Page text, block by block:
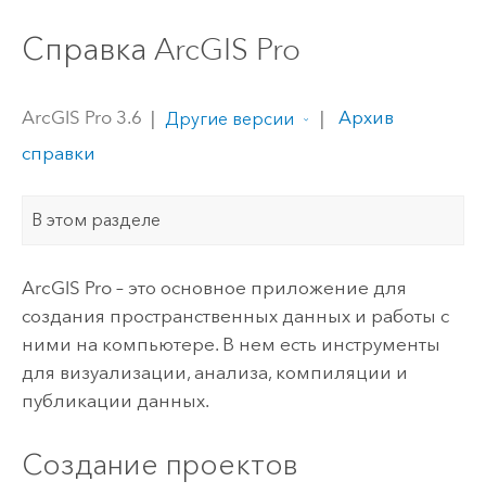
Справка ArcGIS Pro
ArcGIS Pro 3.6 | Другие версии |
Архив
справки
В этом разделе
ArcGIS Pro– это основное приложение для
создания пространственных данных и работы с
ними на компьютере. В нем есть инструменты
для визуализации, анализа, компиляции и
публикации данных.
Создание проектов